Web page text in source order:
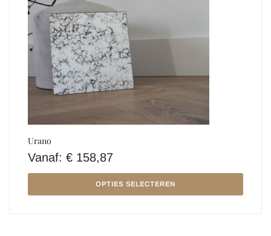
Urano
Vanaf: € 158,87
OPTIES SELECTEREN